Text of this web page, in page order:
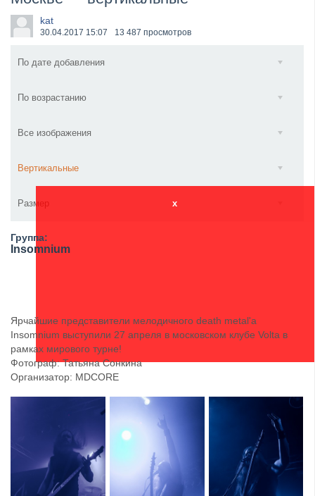
​Anthrax выпустили новый сингл и клип «Everybod...
kat
30.04.2017 15:07 13 487 просмотров
По дате добавления
По возрастанию
Все изображения
Вертикальные
Размер x
Группа:
Insomnium
Ярчайшие представители мелодичного death metal'a
Insomnium выступили 27 апреля в московском клубе Volta в
рамках мирового турне!
Фотограф: Татьяна Сонкина
Организатор: MDCORE